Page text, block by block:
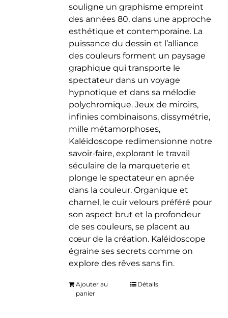
souligne un graphisme empreint
des années 80, dans une approche
esthétique et contemporaine. La
puissance du dessin et l’alliance
des couleurs forment un paysage
graphique qui transporte le
spectateur dans un voyage
hypnotique et dans sa mélodie
polychromique. Jeux de miroirs,
infinies combinaisons, dissymétrie,
mille métamorphoses,
Kaléidoscope redimensionne notre
savoir-faire, explorant le travail
séculaire de la marqueterie et
plonge le spectateur en apnée
dans la couleur. Organique et
charnel, le cuir velours préféré pour
son aspect brut et la profondeur
de ses couleurs, se placent au
cœur de la création. Kaléidoscope
égraine ses secrets comme on
explore des rêves sans fin.
Ajouter au
panier
Détails